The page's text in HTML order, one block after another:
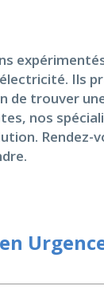
Ils
trouver
nos